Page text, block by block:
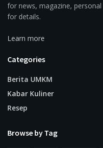
for news, magazine,
for details.
Learn more
Categories
Berita UMKM
Kabar Kuliner
Resep
Browse by Tag